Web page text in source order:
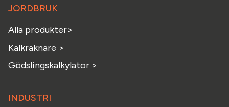
JORDBRUK
Alla produkter>
Kalkräknare >
Gödslingskalkylator >
INDUSTRI